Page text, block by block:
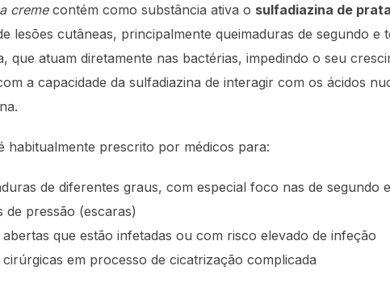
cremecontém como substância ativa o sulfadiazina de prata
lesões cutâneas, principalmente queimaduras de segundo
que atuam diretamente nas bactérias, impedindo o seu
a capacidade da sulfadiazina de interagir com os ácidos
habitualmente prescrito por médicos para:
de diferentes graus, com especial foco nas de segundo
de pressão (escaras)
abertas que estão infetadas ou com risco elevado de infeção
cirúrgicas em processo de cicatrização complicada